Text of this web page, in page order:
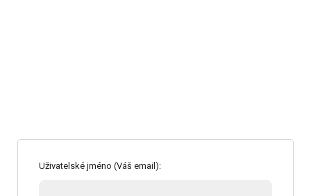
Uživatelské jméno (Váš email):